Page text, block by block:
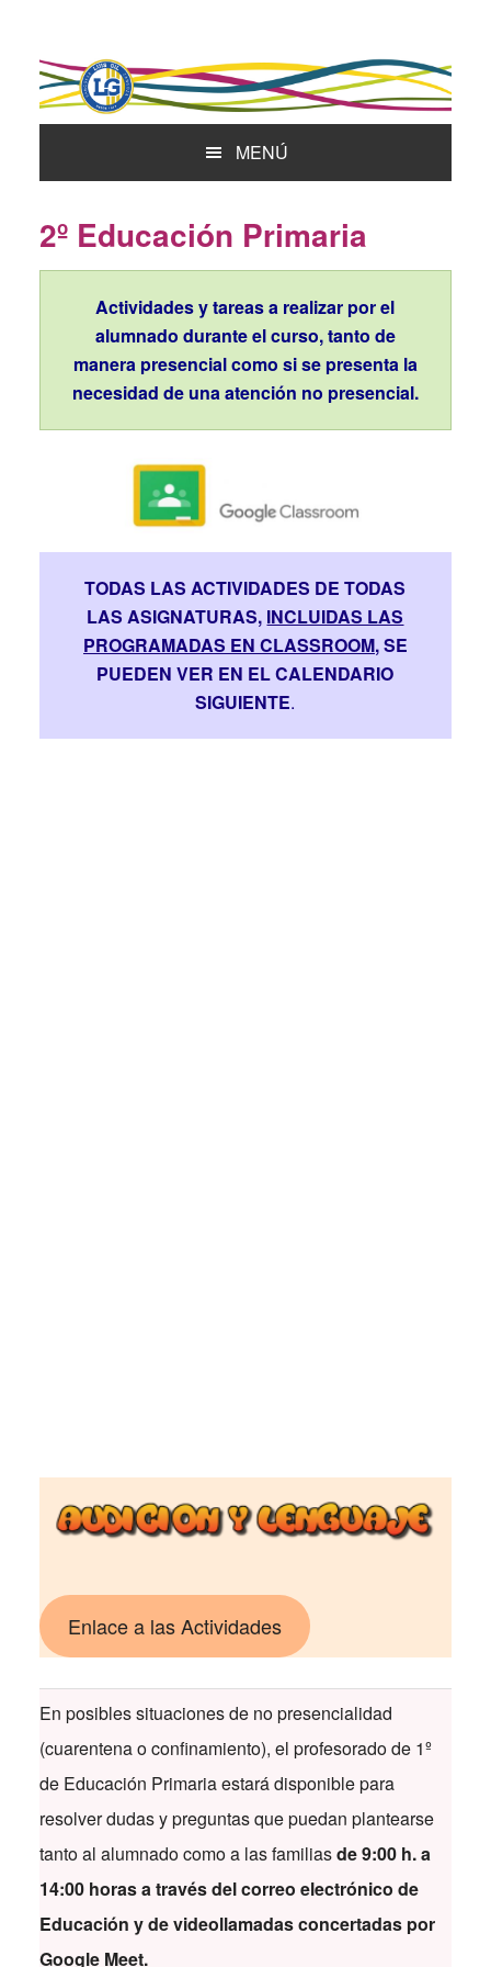
primary
navigation
content
MENÚ
2º Educación Primaria
Actividades y tareas a realizar por el
alumnado durante el curso, tanto de
manera presencial como si se presenta la
necesidad de una atención no presencial.
TODAS LAS ACTIVIDADES DE TODAS
LAS ASIGNATURAS, INCLUIDAS LAS
PROGRAMADAS EN CLASSROOM, SE
PUEDEN VER EN EL CALENDARIO
SIGUIENTE.
Enlace a las Actividades
En posibles situaciones de no presencialidad
(cuarentena o confinamiento), el profesorado de 1º
de Educación Primaria estará disponible para
resolver dudas y preguntas que puedan plantearse
tanto al alumnado como a las familiasde 9:00 h. a
14:00 horas a través del correo electrónico de
Educación y de videollamadas concertadas por
Google Meet.